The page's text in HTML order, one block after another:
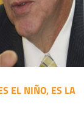
EL NIÑO, ES LA